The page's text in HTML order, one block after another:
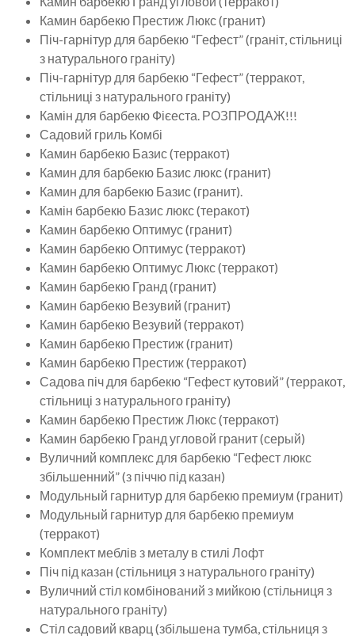
Камин барбекю Престиж Люкс (гранит)
Піч-гарнітур для барбекю “Гефест” (граніт, стільниці
з натурального граніту)
Піч-гарнітур для барбекю “Гефест” (терракот,
стільниці з натурального граніту)
Камін для барбекю Фієеста. РОЗПРОДАЖ!!!
Садовий гриль Комбі
Камин барбекю Базис (терракот)
Камин для барбекю Базис люкс (гранит)
Камин для барбекю Базис (гранит).
Камін барбекю Базис люкс (теракот)
Камин барбекю Оптимус (гранит)
Камин барбекю Оптимус (терракот)
Камин барбекю Оптимус Люкс (терракот)
Камин барбекю Гранд (гранит)
Камин барбекю Везувий (гранит)
Камин барбекю Везувий (терракот)
Камин барбекю Престиж (гранит)
Камин барбекю Престиж (терракот)
Садова піч для барбекю “Гефест кутовий” (терракот,
стільниці з натурального граніту)
Камин барбекю Престиж Люкс (терракот)
Камин барбекю Гранд угловой гранит (серый)
Вуличний комплекс для барбекю “Гефест люкс
збільшенний” (з піччю під казан)
Модульный гарнитур для барбекю премиум (гранит)
Модульный гарнитур для барбекю премиум
(терракот)
Комплект меблів з металу в стилі Лофт
Піч під казан (стільниця з натурального граніту)
Вуличний стіл комбінований з мийкою (стільниця з
натурального граніту)
Стіл садовий кварц (збільшена тумба, стільниця з